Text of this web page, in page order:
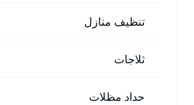
تنظيف منازل
ثلاجات
حداد مظلات